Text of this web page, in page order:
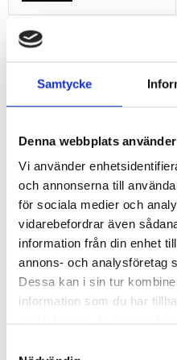
Samtycke
Denna webbplats
Vi använder
och annonserna till
för sociala medier och
vidarebefordrar även
information från din enhet
annons- och analysföretag
Dessa kan i sin tur
information som du har
3/8" hylsa med
skyddsisolering. 22
mm
588kr
29%